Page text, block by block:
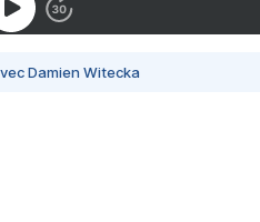
Damien Witecka